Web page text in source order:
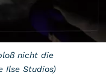
nicht die
Ilse Studios)